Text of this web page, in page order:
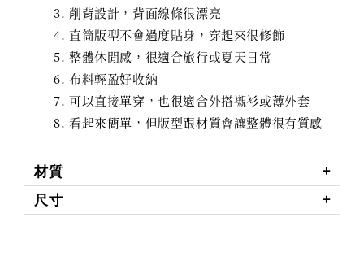
削背設計，背面線條很漂亮
直筒版型不會過度貼身，穿起來很修飾
整體休閒感，很適合旅行或夏天日常
布料輕盈好收納
可以直接單穿，也很適合外搭襯衫或薄外套
看起來簡單，但版型跟材質會讓整體很有質感
材質
尺寸